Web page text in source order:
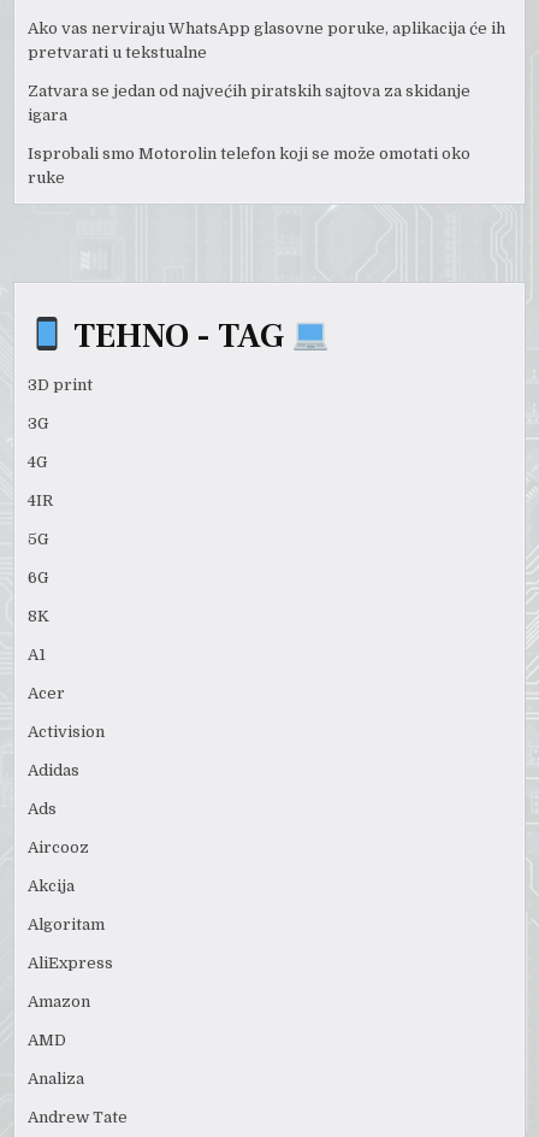
Ako vas nerviraju WhatsApp glasovne poruke, aplikacija će ih
pretvarati u tekstualne
Zatvara se jedan od najvećih piratskih sajtova za skidanje
igara
Isprobali smo Motorolin telefon koji se može omotati oko
ruke
TEHNO - TAG
3D print
3G
4G
4IR
5G
6G
8K
A1
Acer
Activision
Adidas
Ads
Aircooz
Akcija
Algoritam
AliExpress
Amazon
AMD
Analiza
Andrew Tate